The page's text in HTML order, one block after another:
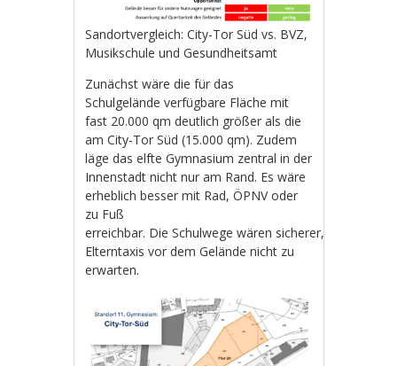
Sandortvergleich: City-Tor Süd vs. BVZ,
Musikschule und Gesundheitsamt
Zunächst wäre die für das
Schulgelände verfügbare Fläche mit
fast 20.000 qm deutlich größer als die
am City-Tor Süd (15.000 qm). Zudem
läge das elfte Gymnasium zentral in der
Innenstadt nicht nur am Rand. Es wäre
erheblich besser mit Rad, ÖPNV oder
zu Fuß
erreichbar. Die Schulwege wären sicherer,
Elterntaxis vor dem Gelände nicht zu
erwarten.